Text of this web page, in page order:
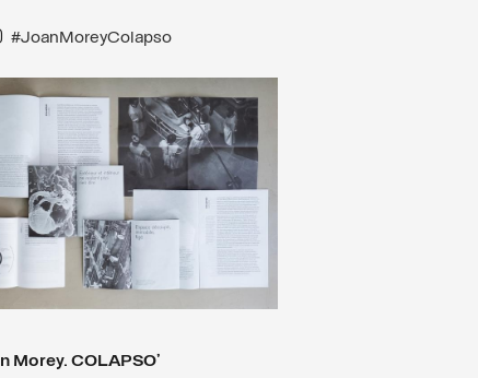
#JoanMoreyColapso
Morey. COLAPSO’